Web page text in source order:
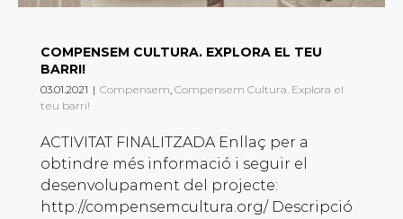
COMPENSEM CULTURA. EXPLORA EL TEU
BARRI!
03.01.2021 | Compensem, Compensem Cultura. Explora el
teu barri!
ACTIVITAT FINALITZADA Enllaç per a
obtindre més informació i seguir el
desenvolupament del projecte:
http://compensemcultura.org/ Descripció